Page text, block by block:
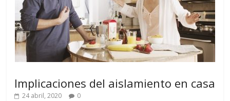
Implicaciones del aislamiento en casa
24 abril, 2020 0